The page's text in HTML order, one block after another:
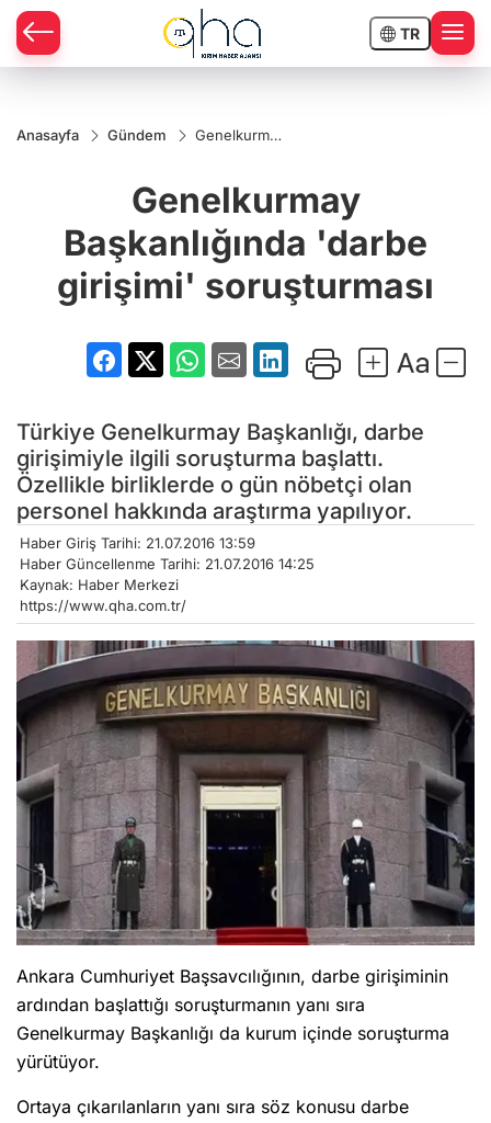
TR
Anasayfa Gündem
Genelkurmay
girişimi'
soruşturması
Genelkurmay
Başkanlığında 'darbe
girişimi' soruşturması
Türkiye Genelkurmay Başkanlığı, darbe
girişimiyle ilgili soruşturma başlattı.
Özellikle birliklerde o gün nöbetçi olan
personel hakkında araştırma yapılıyor.
Haber Giriş Tarihi: 21.07.2016 13:59
Haber Güncellenme Tarihi: 21.07.2016 14:25
Kaynak: Haber Merkezi
https://www.qha.com.tr/
Ankara Cumhuriyet Başsavcılığının, darbe girişiminin
ardından başlattığı soruşturmanın yanı sıra
Genelkurmay Başkanlığı da kurum içinde soruşturma
yürütüyor.
Ortaya çıkarılanların yanı sıra söz konusu darbe